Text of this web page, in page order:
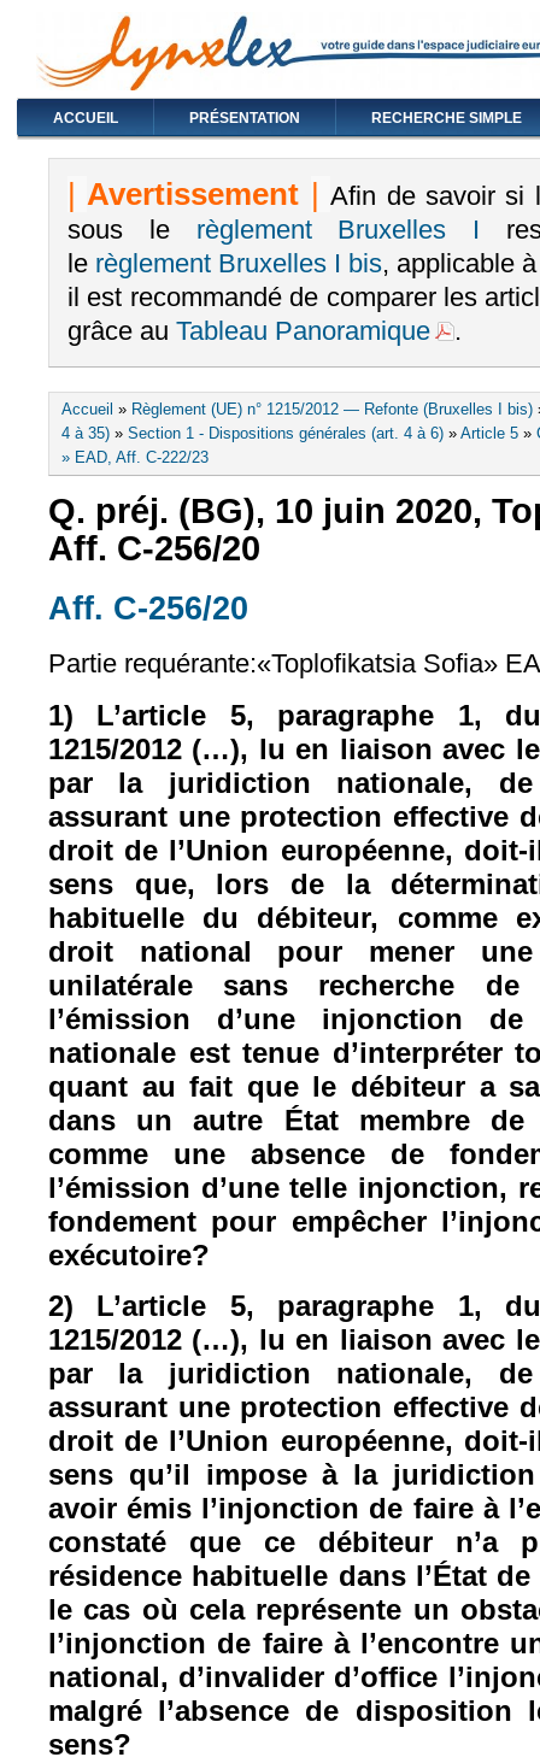
ACCUEIL PRÉSENTATION RECHERCHE SIMPLE
|Avertissement | Afin de savoir si
sous le règlement Bruxelles I
le règlement Bruxelles I bis, applicable
il est recommandé de comparer les
grâce au Tableau Panoramique .
Vous êtes ici
Accueil » Règlement (UE) n° 1215/2012 — Refonte (Bruxelles I bis)
4 à 35) » Section 1 - Dispositions générales (art. 4 à 6) » Article 5 »
» EAD, Aff. C-222/23
Q. préj. (BG), 10 juin 2020,
Aff. C-256/20
Aff. C-256/20
Partie requérante:«Toplofikatsia Sofia»
1) L’article 5, paragraphe 1,
1215/2012 (…), lu en liaison avec
par la juridiction nationale, de
assurant une protection effective
droit de l’Union européenne,
sens que, lors de la
habituelle du débiteur, comme
droit national pour mener une
unilatérale sans recherche
l’émission d’une injonction
nationale est tenue d’interpréter
quant au fait que le débiteur a
dans un autre État membre de
comme une absence de
l’émission d’une telle injonction,
fondement pour empêcher
exécutoire?
2) L’article 5, paragraphe 1,
1215/2012 (…), lu en liaison avec
par la juridiction nationale, de
assurant une protection effective
droit de l’Union européenne,
sens qu’il impose à la
avoir émis l’injonction de faire à
constaté que ce débiteur n’a
résidence habituelle dans l’État
le cas où cela représente un
l’injonction de faire à l’encontre
national, d’invalider d’office
malgré l’absence de disposition
sens?